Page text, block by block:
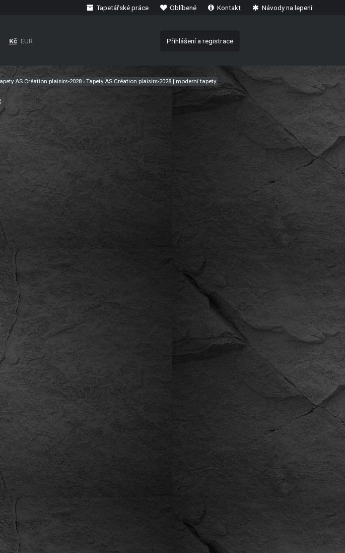
Tapetářské práce Oblíbené Kontakt Návody na lepení
AS Création plaisirs-2028 ›Tapety AS Création plaisirs-2028 | moderní tapety
Kč EUR Přihlášení a registrace